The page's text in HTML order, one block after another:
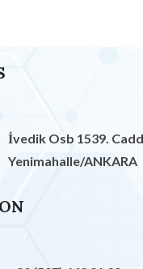
İvedik Osb 1539.
Yenimahalle/ANKARA